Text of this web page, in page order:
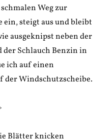
Weg zur
steigt aus und bleibt
ausgeknipst neben der
der Schlauch Benzin in
ich auf einen
der Windschutzscheibe.
Blätter knicken